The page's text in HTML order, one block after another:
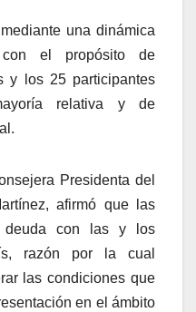
una dinámica
el propósito de
y los 25 participantes
relativa y de
Presidenta del
afirmó que las
deuda con las y los
razón por la cual
las condiciones que
en el ámbito